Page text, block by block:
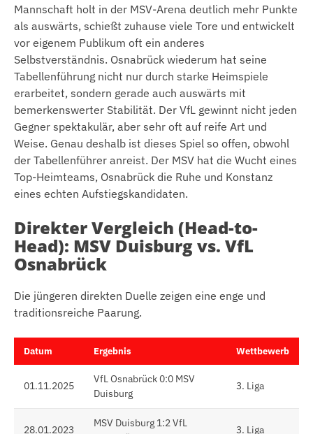
Mannschaft holt in der MSV-Arena deutlich mehr Punkte
als auswärts, schießt zuhause viele Tore und entwickelt
vor eigenem Publikum oft ein anderes
Selbstverständnis. Osnabrück wiederum hat seine
Tabellenführung nicht nur durch starke Heimspiele
erarbeitet, sondern gerade auch auswärts mit
bemerkenswerter Stabilität. Der VfL gewinnt nicht jeden
Gegner spektakulär, aber sehr oft auf reife Art und
Weise. Genau deshalb ist dieses Spiel so offen, obwohl
der Tabellenführer anreist. Der MSV hat die Wucht eines
Top-Heimteams, Osnabrück die Ruhe und Konstanz
eines echten Aufstiegskandidaten.
Direkter Vergleich (Head-to-
Head): MSV Duisburg vs. VfL
Osnabrück
Die jüngeren direkten Duelle zeigen eine enge und
traditionsreiche Paarung.
Datum Ergebnis Wettbewerb
01.11.2025
VfL Osnabrück 0:0 MSV
Duisburg
3. Liga
28.01.2023
MSV Duisburg 1:2 VfL
3. Liga